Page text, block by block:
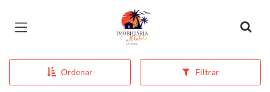
Página inicial
Ordenar Filtrar